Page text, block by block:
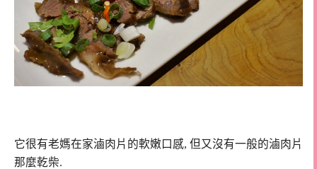
它很有老媽在家滷肉片的軟嫩口感, 但又沒有一般的滷肉片
那麼乾柴.